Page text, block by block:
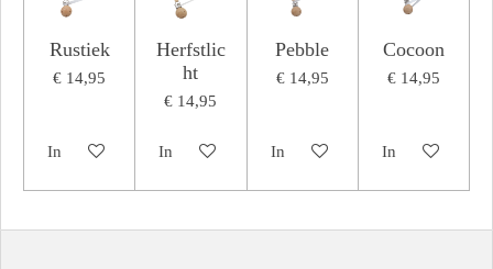
Rustiek
€ 14,95
In winkelwagen
Herfstlic
ht
€ 14,95
In winkelwagen
Pebble
€ 14,95
In winkelwagen
Cocoon
€ 14,95
In winkelwagen